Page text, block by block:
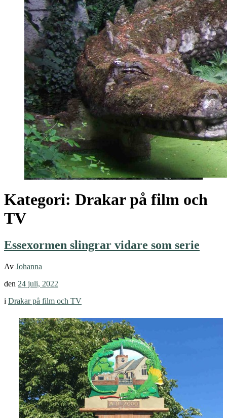
Kategori: Drakar på film och
TV
Essexormen slingrar vidare som serie
Av Johanna
den 24 juli, 2022
i Drakar på film och TV